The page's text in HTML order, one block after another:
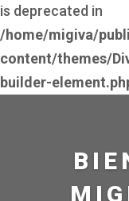
is deprecated in
/home/migiva/
content/themes/
builder-